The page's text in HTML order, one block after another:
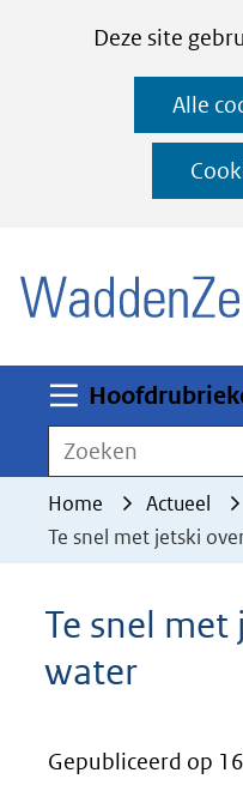
CookiesDeze site
deze
worden
toegestaan
geweigerd.
Alle
Zoeken
Home Actueel
Te snel met jetski
Te snel
water
Gepubliceerd op